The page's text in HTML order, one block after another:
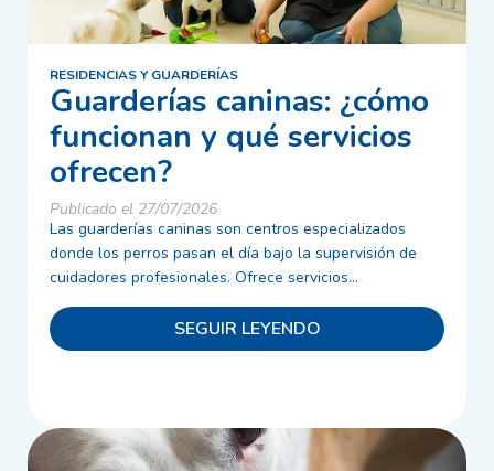
RESIDENCIAS Y GUARDERÍAS
Guarderías caninas: ¿cómo
funcionan y qué servicios
ofrecen?
Publicado el 27/07/2026
Las guarderías caninas son centros especializados
donde los perros pasan el día bajo la supervisión de
cuidadores profesionales. Ofrece servicios...
SEGUIR LEYENDO